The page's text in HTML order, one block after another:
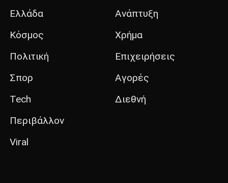
Ελλάδα
Κόσμος
Πολιτική
Σπορ
Tech
Περιβάλλον
Viral
Ανάπτυξη
Χρήμα
Επιχειρήσεις
Αγορές
Διεθνή